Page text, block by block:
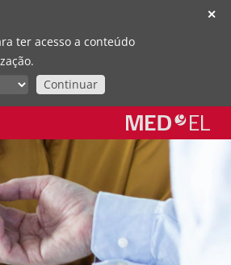
✕
ter acesso a conteúdo
Continuar